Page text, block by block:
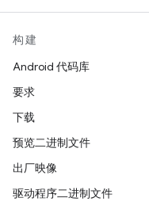
构建
Android 代码库
要求
下载
预览二进制文件
出厂映像
驱动程序二进制文件